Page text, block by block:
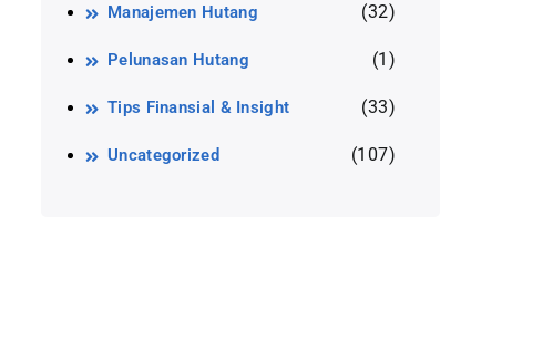
Manajemen Hutang (32)
Pelunasan Hutang (1)
Tips Finansial & Insight (33)
Uncategorized (107)